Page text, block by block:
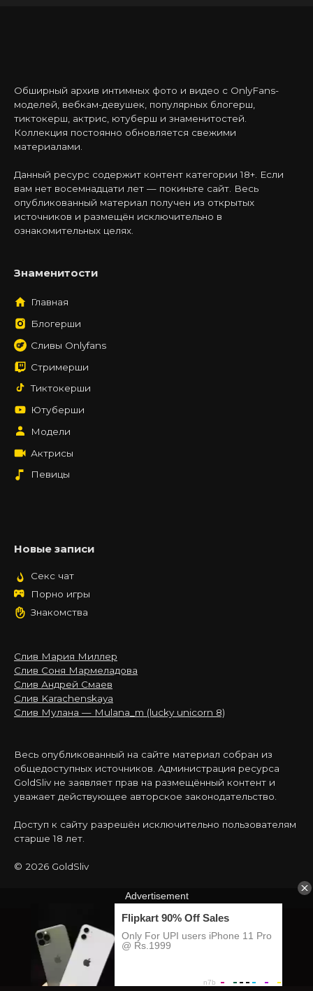
Обширный архив интимных фото и видео с OnlyFans-
моделей, вебкам-девушек, популярных блогерш,
тиктокерш, актрис, ютуберш и знаменитостей.
Коллекция постоянно обновляется свежими
материалами.
Данный ресурс содержит контент категории 18+. Если
вам нет восемнадцати лет — покиньте сайт. Весь
опубликованный материал получен из открытых
источников и размещён исключительно в
ознакомительных целях.
Знаменитости
Главная
Блогерши
Сливы Onlyfans
Стримерши
Тиктокерши
Ютуберши
Модели
Актрисы
Певицы
Новые записи
Секс чат
Порно игры
Знакомства
Слив Мария Миллер
Слив Соня Мармеладова
Слив Андрей Смаев
Слив Karachenskaya
Слив Мулана — Mulana_m (lucky unicorn 8)
Весь опубликованный на сайте материал собран из
общедоступных источников. Администрация ресурса
GoldSliv не заявляет прав на размещённый контент и
уважает действующее авторское законодательство.
Доступ к сайту разрешён исключительно пользователям
старше 18 лет.
© 2026 GoldSliv